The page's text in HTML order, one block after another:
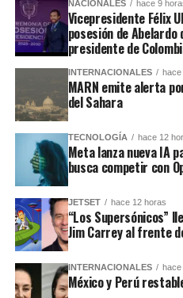
NACIONALES hace 9
Vicepresidente Félix
posesión de
presidente de
INTERNACIONALES hace
MARN emite alerta
del Sahara
TECNOLOGÍA hace 12
Meta lanza nueva IA
busca competir con
JETSET hace 12 horas
“Los Supersónicos”
Jim Carrey al frente
INTERNACIONALES hace
México y Perú